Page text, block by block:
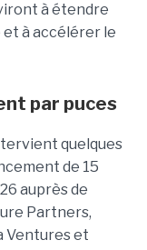
à étendre
à accélérer le
par puces
quelques
de 15
auprès de
Partners,
Ventures et